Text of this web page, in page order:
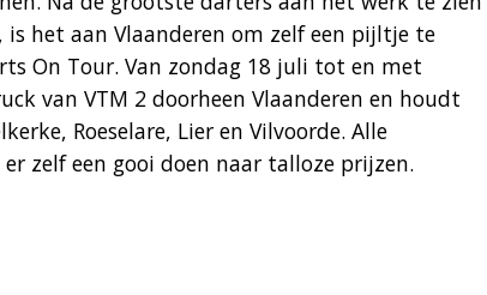
het aan Vlaanderen om zelf een pijltje te
On Tour. Van zondag 18 juli tot en met
van VTM 2 doorheen Vlaanderen en houdt
Roeselare, Lier en Vilvoorde. Alle
zelf een gooi doen naar talloze prijzen.